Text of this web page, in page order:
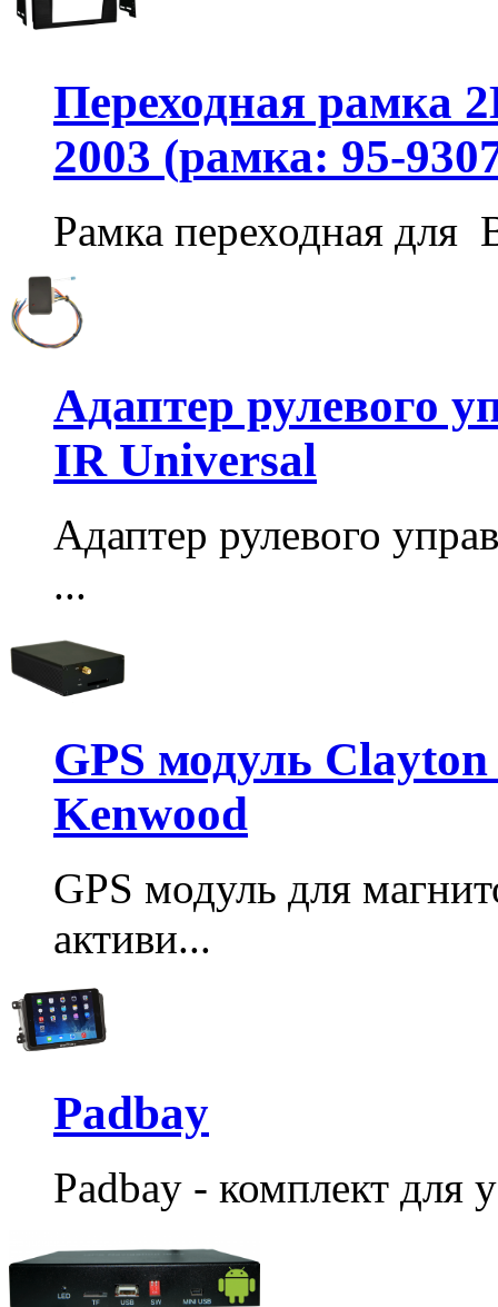
Переходная рамка
2003 (рамка: 95-
Рамка переходная для
Адаптер рулевого
IR Universal
Адаптер рулевого
...
GPS модуль
Kenwood
GPS модуль для
активи...
Padbay
Padbay - комплект для